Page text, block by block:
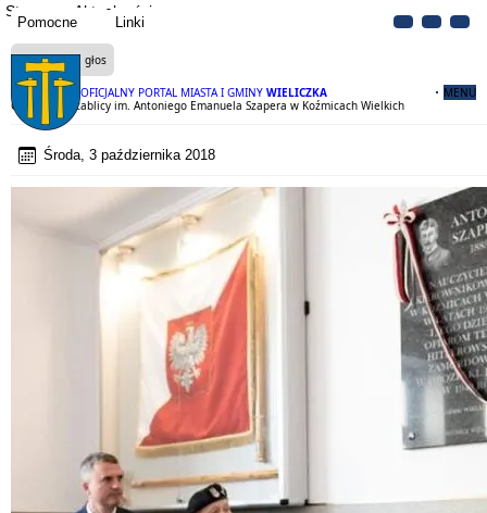
Pomocne Linki
OFICJALNY PORTAL MIASTA I GMINY WIELICZKA MENU
Strona Aktualności
Czytaj na głos
Odsłonięcie tablicy im. Antoniego Emanuela Szapera w Koźmicach Wielkich
Środa, 3 października 2018